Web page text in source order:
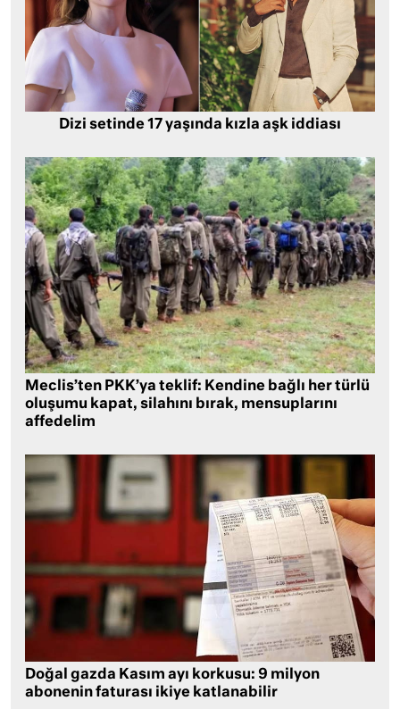
Dizi setinde 17 yaşında kızla aşk iddiası
Meclis’ten PKK’ya teklif: Kendine bağlı her türlü
oluşumu kapat, silahını bırak, mensuplarını
affedelim
Doğal gazda Kasım ayı korkusu: 9 milyon
abonenin faturası ikiye katlanabilir